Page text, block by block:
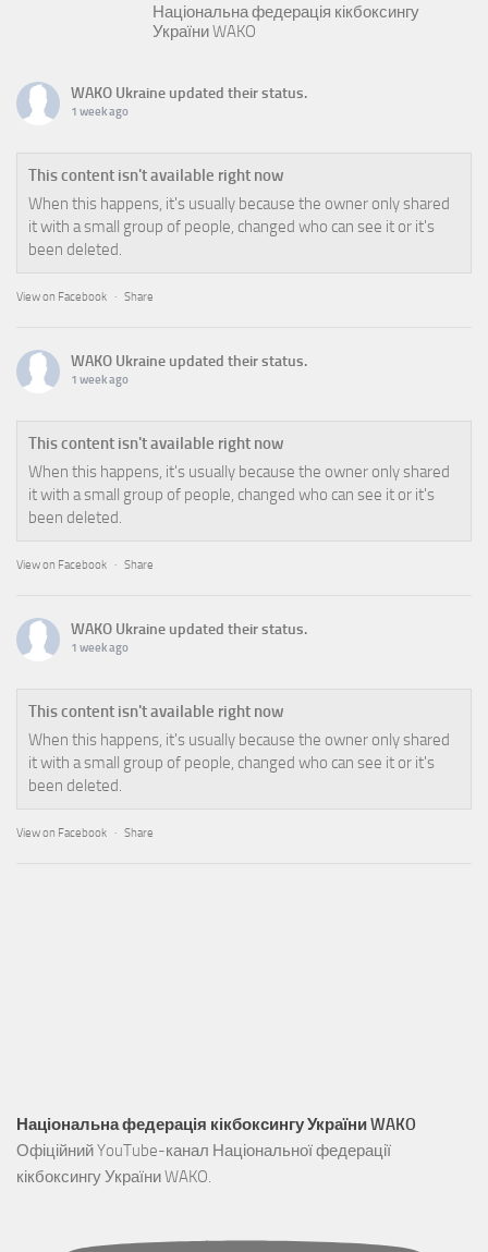
Національна федерація кікбоксингу
України WAKO
WAKO Ukraine updated their status.
1 week ago
This content isn't available right now
When this happens, it's usually because the owner only shared
it with a small group of people, changed who can see it or it's
been deleted.
View on Facebook · Share
WAKO Ukraine updated their status.
1 week ago
This content isn't available right now
When this happens, it's usually because the owner only shared
it with a small group of people, changed who can see it or it's
been deleted.
View on Facebook · Share
WAKO Ukraine updated their status.
1 week ago
This content isn't available right now
When this happens, it's usually because the owner only shared
it with a small group of people, changed who can see it or it's
been deleted.
View on Facebook · Share
Національна федерація кікбоксингу України WAKO
Офіційний YouTube-канал Національної федерації
кікбоксингу України WAKO.